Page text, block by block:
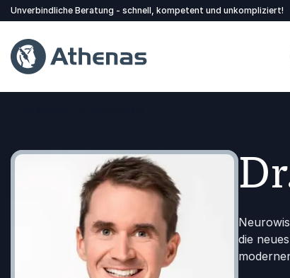
Unverbindliche Beratung - schnell, kompetent und unkompliziert!
die